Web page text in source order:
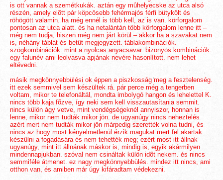
is ott vannak a szemétkukák. aztán egy mûhelyecske az utca alsó
részén, amely elõtt pár köpcösebb fehérmajós férfi bütykölt és
röhögött valamin. ha még ennél is több kell, az is van. körforgalom
pontosan az utca alatt. és ha netalántán több körforgalom lenne itt –
még nem tudja, hiszen még nem járt körül – akkor ha a szavakat nem
is, néhány táblát és betût megjegyzett. táblakombinációk.
szögkombinációk. mint a nyolcas anyacsavar. bizonyos kombinációk.
egy falunév ami leolvasva apjának nevére hasonlított. nem lehet
eltévedni.
másik megkönnyebbülési ok éppen a piszkosság meg a fesztelenség.
itt ezek semmivel sem készültek rá. pár perce még a tengerben
voltam, mikor te telefonáltál, mondta imbolygó hangon és lehelettel K.
nincs több kaja fõzve, így neki sem kell visszautasítania semmit.
nincs külön ágy vetve, mint vendégségeknél annyiszor, honnan is
lenne, mikor nem tudták mikor jön. de ugyanúgy nincs neheztelés
azért mert nem tudták mikor jön márpedig szerették volna tudni, és
nincs az hogy most kényelmetlenül érzik magukat mert fel akartak
készülni a fogadására és nem tehették meg; ezért most itt állnak
ugyanúgy, mint itt állnának máskor is, mindig is, egyik akármilyen
mindennapjukban. szóval nem csináltak külön idõt nekem. és nincs
semmiféle átmenet. ez nagy megkönnyebbülés. mindez itt nincs, ami
otthon van, és amiben már úgy kifáradtam védekezni.